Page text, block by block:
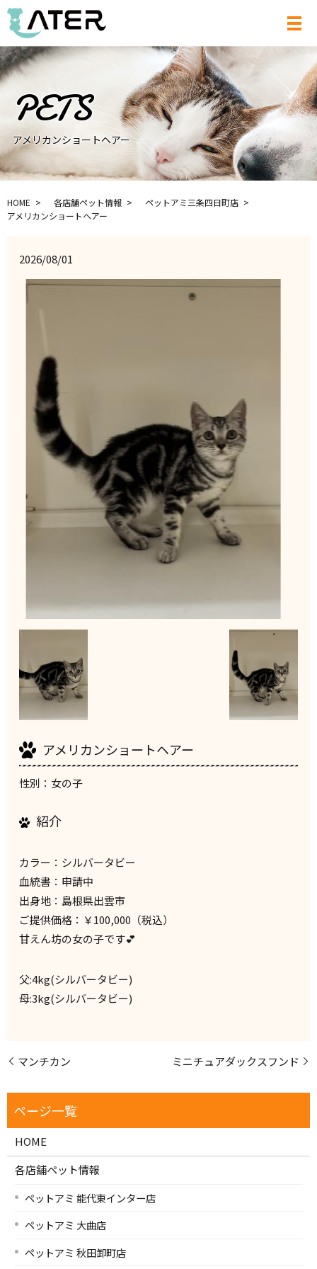
メ
アメリカンショートヘアー
HOME 各店舗ペット情報
ペットアミ三条四日町店
アメリカンショートヘアー
2026/08/01
アメリカンショートヘアー
性別：女の子
紹介
カラー：シルバータビー
血統書：申請中
出身地：島根県出雲市
ご提供価格：￥100,000（税込）
甘えん坊の女の子です💕
父:4kg(シルバータビー)
母:3kg(シルバータビー)
マンチカン ミニチュアダックスフンド
HOME
各店舗ペット情報
ペットアミ 能代東インター店
ペットアミ 大曲店
ペットアミ 秋田卸町店